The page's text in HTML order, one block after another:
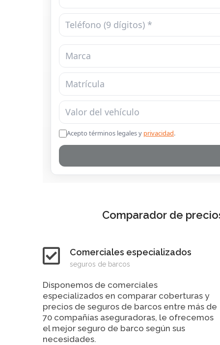
Comparador de
Comerciales especializados
seguros de barcos
Disponemos de comerciales
especializados en comparar coberturas y
precios de seguros de barcos entre más de
70 compañías aseguradoras, le ofrecemos
el mejor seguro de barco según sus
necesidades.